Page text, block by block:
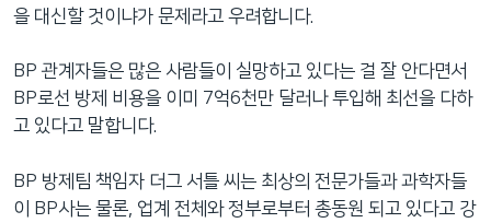
을 대신할 것이냐가 문제라고 우려합니다.
BP 관계자들은 많은 사람들이 실망하고 있다는 걸 잘 안다면서
BP로선 방제 비용을 이미 7억6천만 달러나 투입해 최선을 다하
고 있다고 말합니다.
BP 방제팀 책임자 더그 서틀 씨는 최상의 전문가들과 과학자들
이 BP사는 물론, 업계 전체와 정부로부터 총동원 되고 있다고 강